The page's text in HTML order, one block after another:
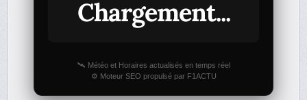
Chargement...
🛰️ Météo et Horaires actualisés en temps réel
⚙️ Moteur SEO propulsé par F1ACTU